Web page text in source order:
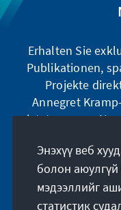
Erhalten Sie
Publikationen,
Projekte
Annegret
jetzt unseren
Энэхүү веб
болон
мэдээллийг
статистик